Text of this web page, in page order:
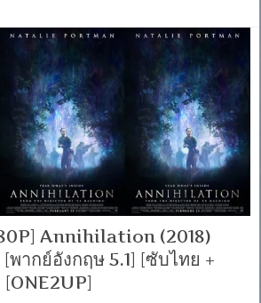
Annihilation (2018)
พากย์อังกฤษ 5.1] [ซับไทย +